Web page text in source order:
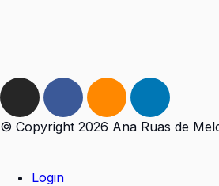
© Copyright 2026 Ana Ruas de
Login